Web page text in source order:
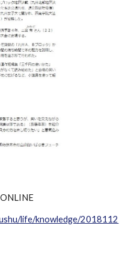
life/knowledge/2018112